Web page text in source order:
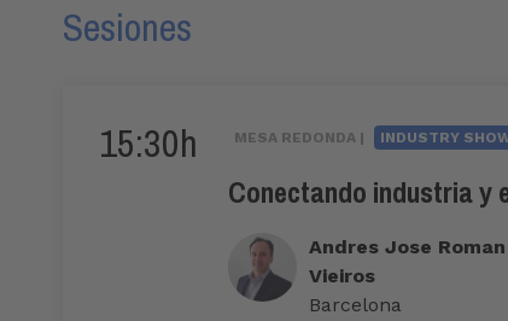
Sesiones
15:30h MESA REDONDA | INDUSTRY
Conectando industria y
Andres Jose Roman
Vieiros
Barcelona